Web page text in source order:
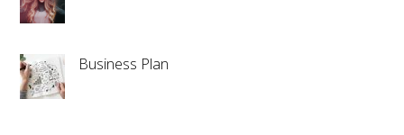
Business Plan